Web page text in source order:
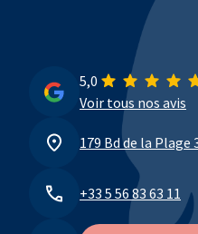
5,0
Voir tous nos avis
179 Bd de la Plage
+33 5 56 83 63 11